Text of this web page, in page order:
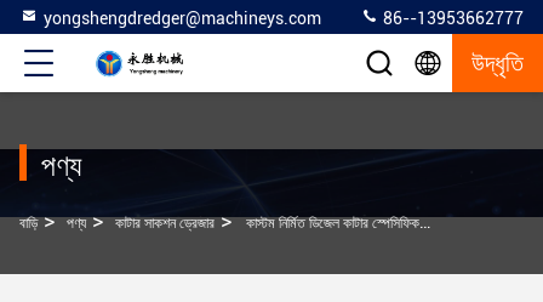
yongshengdredger@machineys.com 86--13953662777
উদ্ধৃতি
পণ্য
বাড়ি > পণ্য > কাটার সাকশন ড্রেজার > কাস্টম নির্মিত ডিজেল কাটার স্পেসিফিক ড্রেজিং প্রয়োজনীয়তা জন্য একটি নীল রঙের সঙ্গে সাকশন ড্রেজার